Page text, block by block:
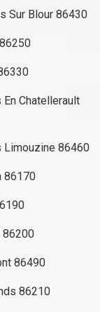
Sur Blour 86430
Chatellerault
Limouzine 86460
86170
86200
86490
86210